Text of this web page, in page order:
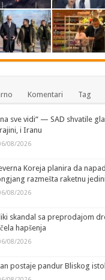
Komentari Tag
sve vidi“ — SAD shvatile
i Iranu
08/2026
Koreja planira da
razmešta raketnu
08/2026
skandal sa preprodajom
hapšenja
08/2026
postaje pandur Bliskog